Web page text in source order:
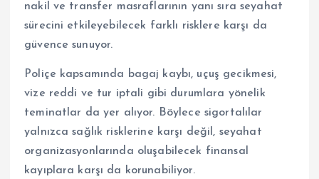
nakil ve transfer masraflarının yanı sıra seyahat
sürecini etkileyebilecek farklı risklere karşı da
güvence sunuyor.
Poliçe kapsamında bagaj kaybı, uçuş gecikmesi,
vize reddi ve tur iptali gibi durumlara yönelik
teminatlar da yer alıyor. Böylece sigortalılar
yalnızca sağlık risklerine karşı değil, seyahat
organizasyonlarında oluşabilecek finansal
kayıplara karşı da korunabiliyor.